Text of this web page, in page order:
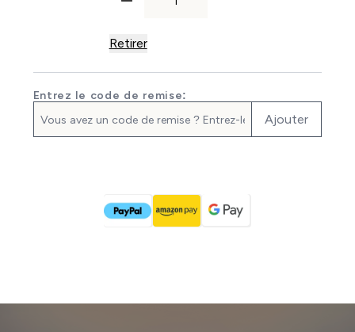
Retirer
Entrez le code de remise:
Ajouter